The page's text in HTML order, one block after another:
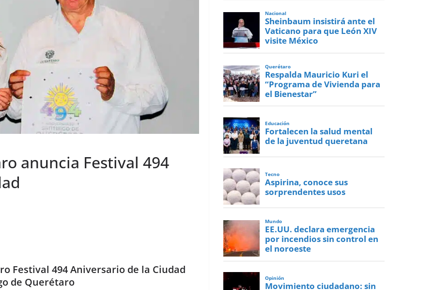
anuncia Festival 494
Festival 494 Aniversario de la Ciudad
de Querétaro
Nacional
Sheinbaum insistirá ante el
Vaticano para que León XIV
visite México
Querétaro
Respalda Mauricio Kuri el
“Programa de Vivienda para
el Bienestar”
Educación
Fortalecen la salud mental
de la juventud queretana
Tecno
Aspirina, conoce sus
sorprendentes usos
Mundo
EE.UU. declara emergencia
por incendios sin control en
el noroeste
Opinión
Movimiento ciudadano: sin